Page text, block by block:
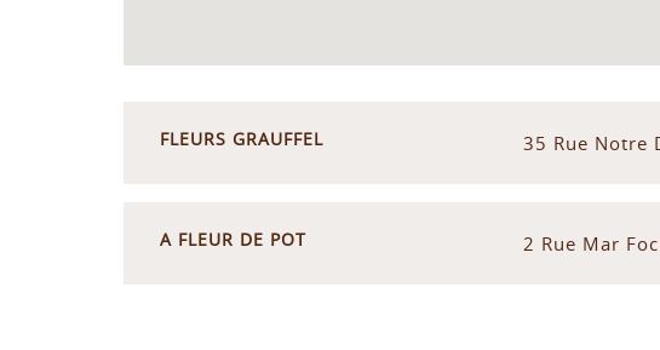
FLEURS GRAUFFEL 35 Rue Notre
A FLEUR DE POT 2 Rue Mar